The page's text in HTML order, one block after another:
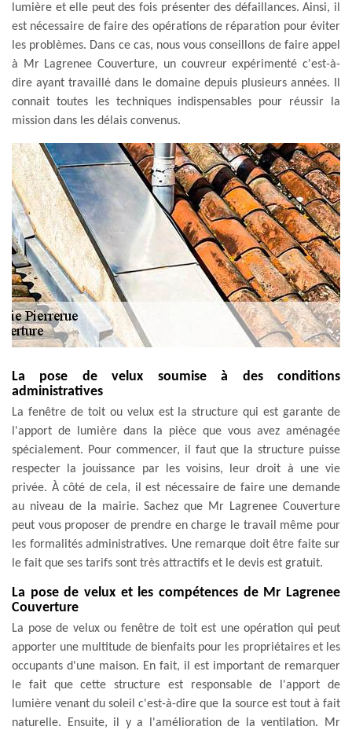
lumière et elle peut des fois présenter des défaillances. Ainsi, il
est nécessaire de faire des opérations de réparation pour éviter
les problèmes. Dans ce cas, nous vous conseillons de faire appel
à Mr Lagrenee Couverture, un couvreur expérimenté c'est-à-
dire ayant travaillé dans le domaine depuis plusieurs années. Il
connait toutes les techniques indispensables pour réussir la
mission dans les délais convenus.
La pose de velux soumise à des conditions
administratives
La fenêtre de toit ou velux est la structure qui est garante de
l'apport de lumière dans la pièce que vous avez aménagée
spécialement. Pour commencer, il faut que la structure puisse
respecter la jouissance par les voisins, leur droit à une vie
privée. À côté de cela, il est nécessaire de faire une demande
au niveau de la mairie. Sachez que Mr Lagrenee Couverture
peut vous proposer de prendre en charge le travail même pour
les formalités administratives. Une remarque doit être faite sur
le fait que ses tarifs sont très attractifs et le devis est gratuit.
La pose de velux et les compétences de Mr Lagrenee
Couverture
La pose de velux ou fenêtre de toit est une opération qui peut
apporter une multitude de bienfaits pour les propriétaires et les
occupants d'une maison. En fait, il est important de remarquer
le fait que cette structure est responsable de l'apport de
lumière venant du soleil c'est-à-dire que la source est tout à fait
naturelle. Ensuite, il y a l'amélioration de la ventilation. Mr